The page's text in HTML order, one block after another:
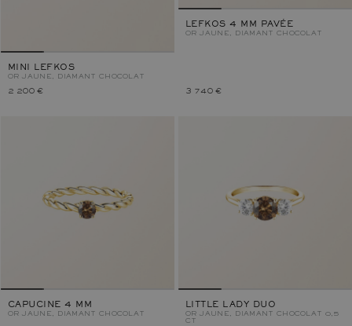
MINI LEFKOS
OR JAUNE, DIAMANT CHOCOLAT
2 200 €
LEFKOS 4 MM PAVÉE
OR JAUNE, DIAMANT CHOCOLAT
3 740 €
CAPUCINE 4 MM
OR JAUNE, DIAMANT CHOCOLAT
LITTLE LADY DUO
OR JAUNE, DIAMANT CHOCOLAT 0,5
CT